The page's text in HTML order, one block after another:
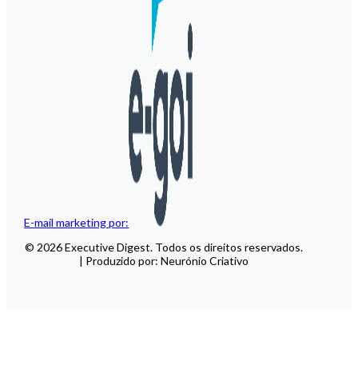
E-mail marketing por:
© 2026 Executive Digest. Todos os direitos reservados.
| Produzido por: Neurónio Criativo